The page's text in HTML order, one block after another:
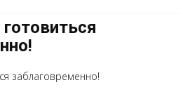
заблаговременно!